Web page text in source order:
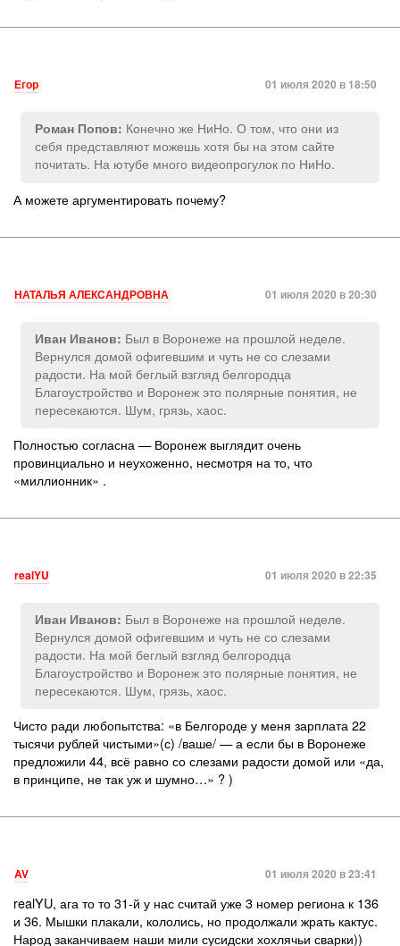
Егор 01 июля 2020 в 18:50
Роман Попов: Конечно же НиНо. О том, что они из
себя представляют можешь хотя бы на этом сайте
почитать. На ютубе много видеопрогулок по НиНо.
А можете аргументировать почему?
НАТАЛЬЯ АЛЕКСАНДРОВНА 01 июля 2020 в 20:30
Иван Иванов: Был в Воронеже на прошлой неделе.
Вернулся домой офигевшим и чуть не со слезами
радости. На мой беглый взгляд белгородца
Благоустройство и Воронеж это полярные понятия, не
пересекаются. Шум, грязь, хаос.
Полностью согласна — Воронеж выглядит очень
провинциально и неухоженно, несмотря на то, что
«миллионник» .
realYU 01 июля 2020 в 22:35
Иван Иванов: Был в Воронеже на прошлой неделе.
Вернулся домой офигевшим и чуть не со слезами
радости. На мой беглый взгляд белгородца
Благоустройство и Воронеж это полярные понятия, не
пересекаются. Шум, грязь, хаос.
Чисто ради любопытства: «в Белгороде у меня зарплата 22
тысячи рублей чистыми»(с) /ваше/ — а если бы в Воронеже
предложили 44, всё равно со слезами радости домой или «да,
в принципе, не так уж и шумно…» ? )
AV 01 июля 2020 в 23:41
realYU, ага то то 31-й у нас считай уже 3 номер региона к 136
и 36. Мышки плакали, кололись, но продолжали жрать кактус.
Народ заканчиваем наши мили сусидски хохлячьи сварки))